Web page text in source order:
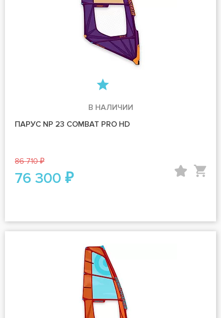
В НАЛИЧИИ
ПАРУС NP 23 COMBAT PRO HD
86 710 ₽
76 300 ₽